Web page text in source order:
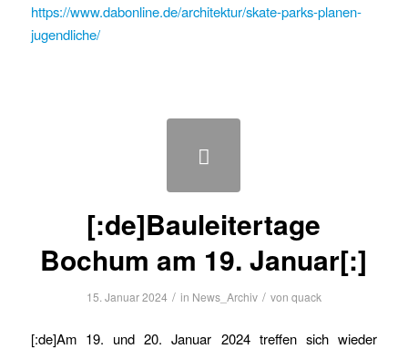
https://www.dabonline.de/architektur/skate-parks-planen-
jugendliche/
[:de]Bauleitertage
Bochum am 19. Januar[:]
15. Januar 2024 / in News_Archiv / von quack
[:de]Am 19. und 20. Januar 2024 treffen sich wieder